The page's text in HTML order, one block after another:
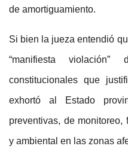
de amortiguamiento.
Si bien la jueza entendió
“manifiesta
constitucionales que
exhortó al Estado
preventivas, de
y ambiental en las zonas